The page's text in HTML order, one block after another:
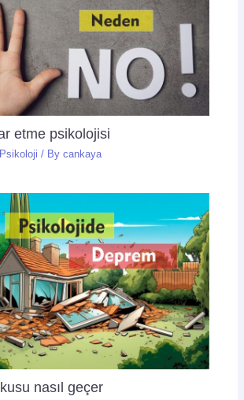
etme psikolojisi
Psikoloji / Bycankaya
nasıl geçer